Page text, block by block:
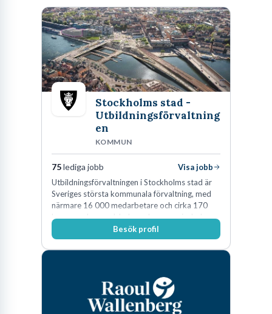
Stockholms stad -
Utbildningsförvaltning
en
KOMMUN
75lediga jobb
Visa jobb
Utbildningsförvaltningen i Stockholms stad är
Sveriges största kommunala förvaltning, med
närmare 16 000 medarbetare och cirka 170
kommunala grundskolor och gymnasieskolor
Besök profil